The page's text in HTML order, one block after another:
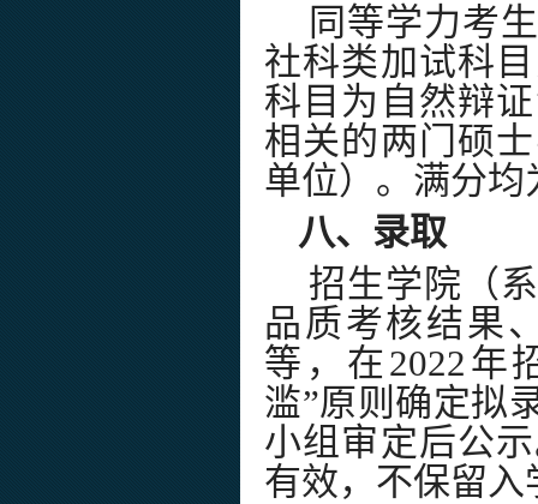
同等学力考
社科类加试科
科目为自然辩
相关的两门硕
单位）。满分均
八、录取
招生学院（
品质考核结果
等，在 2022 年
滥”原则确定拟
小组审定后公
有效，不保留入